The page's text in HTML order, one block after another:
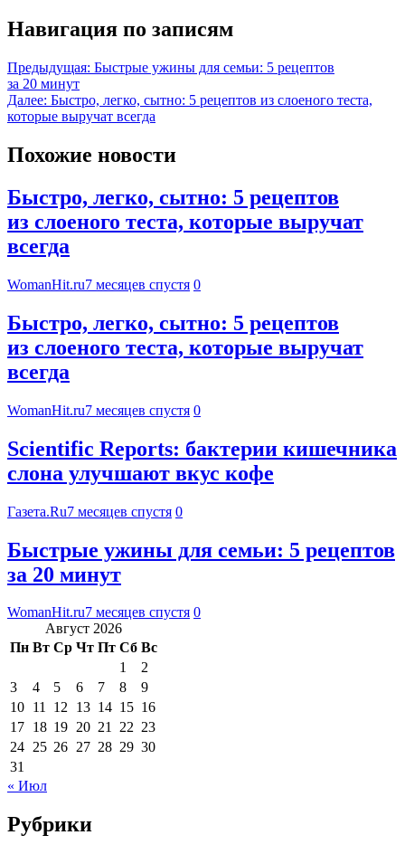
Навигация по записям
Предыдущая: Быстрые ужины для семьи: 5 рецептов
за 20 минут
Далее: Быстро, легко, сытно: 5 рецептов из слоеного теста,
которые выручат всегда
Похожие новости
Быстро, легко, сытно: 5 рецептов
из слоеного теста, которые выручат
всегда
WomanHit.ru7 месяцев спустя 0
Быстро, легко, сытно: 5 рецептов
из слоеного теста, которые выручат
всегда
WomanHit.ru7 месяцев спустя 0
Scientific Reports: бактерии кишечника
слона улучшают вкус кофе
Газета.Ru7 месяцев спустя 0
Быстрые ужины для семьи: 5 рецептов
за 20 минут
WomanHit.ru7 месяцев спустя 0
Август 2026
Пн Вт Ср Чт Пт Сб Вс
1
2
3
4 5 6 7 8
9
10 11 12 13 14 15 16
17 18 19 20 21 22 23
24 25 26 27 28 29 30
31
« Июл
Рубрики